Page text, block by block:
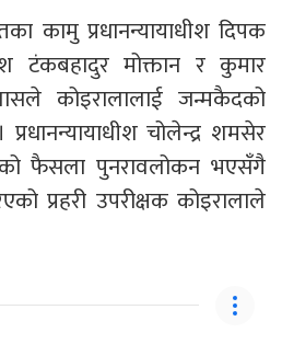
कामु प्रधानन्यायाधीश दिपक
टंकबहादुर मोक्तान र कुमार
कोइरालालाई जन्मकैदको
चोलेन्द्र शमसेर
फैसला पुनरावलोकन भएसँगै
प्रहरी उपरीक्षक कोइरालाले